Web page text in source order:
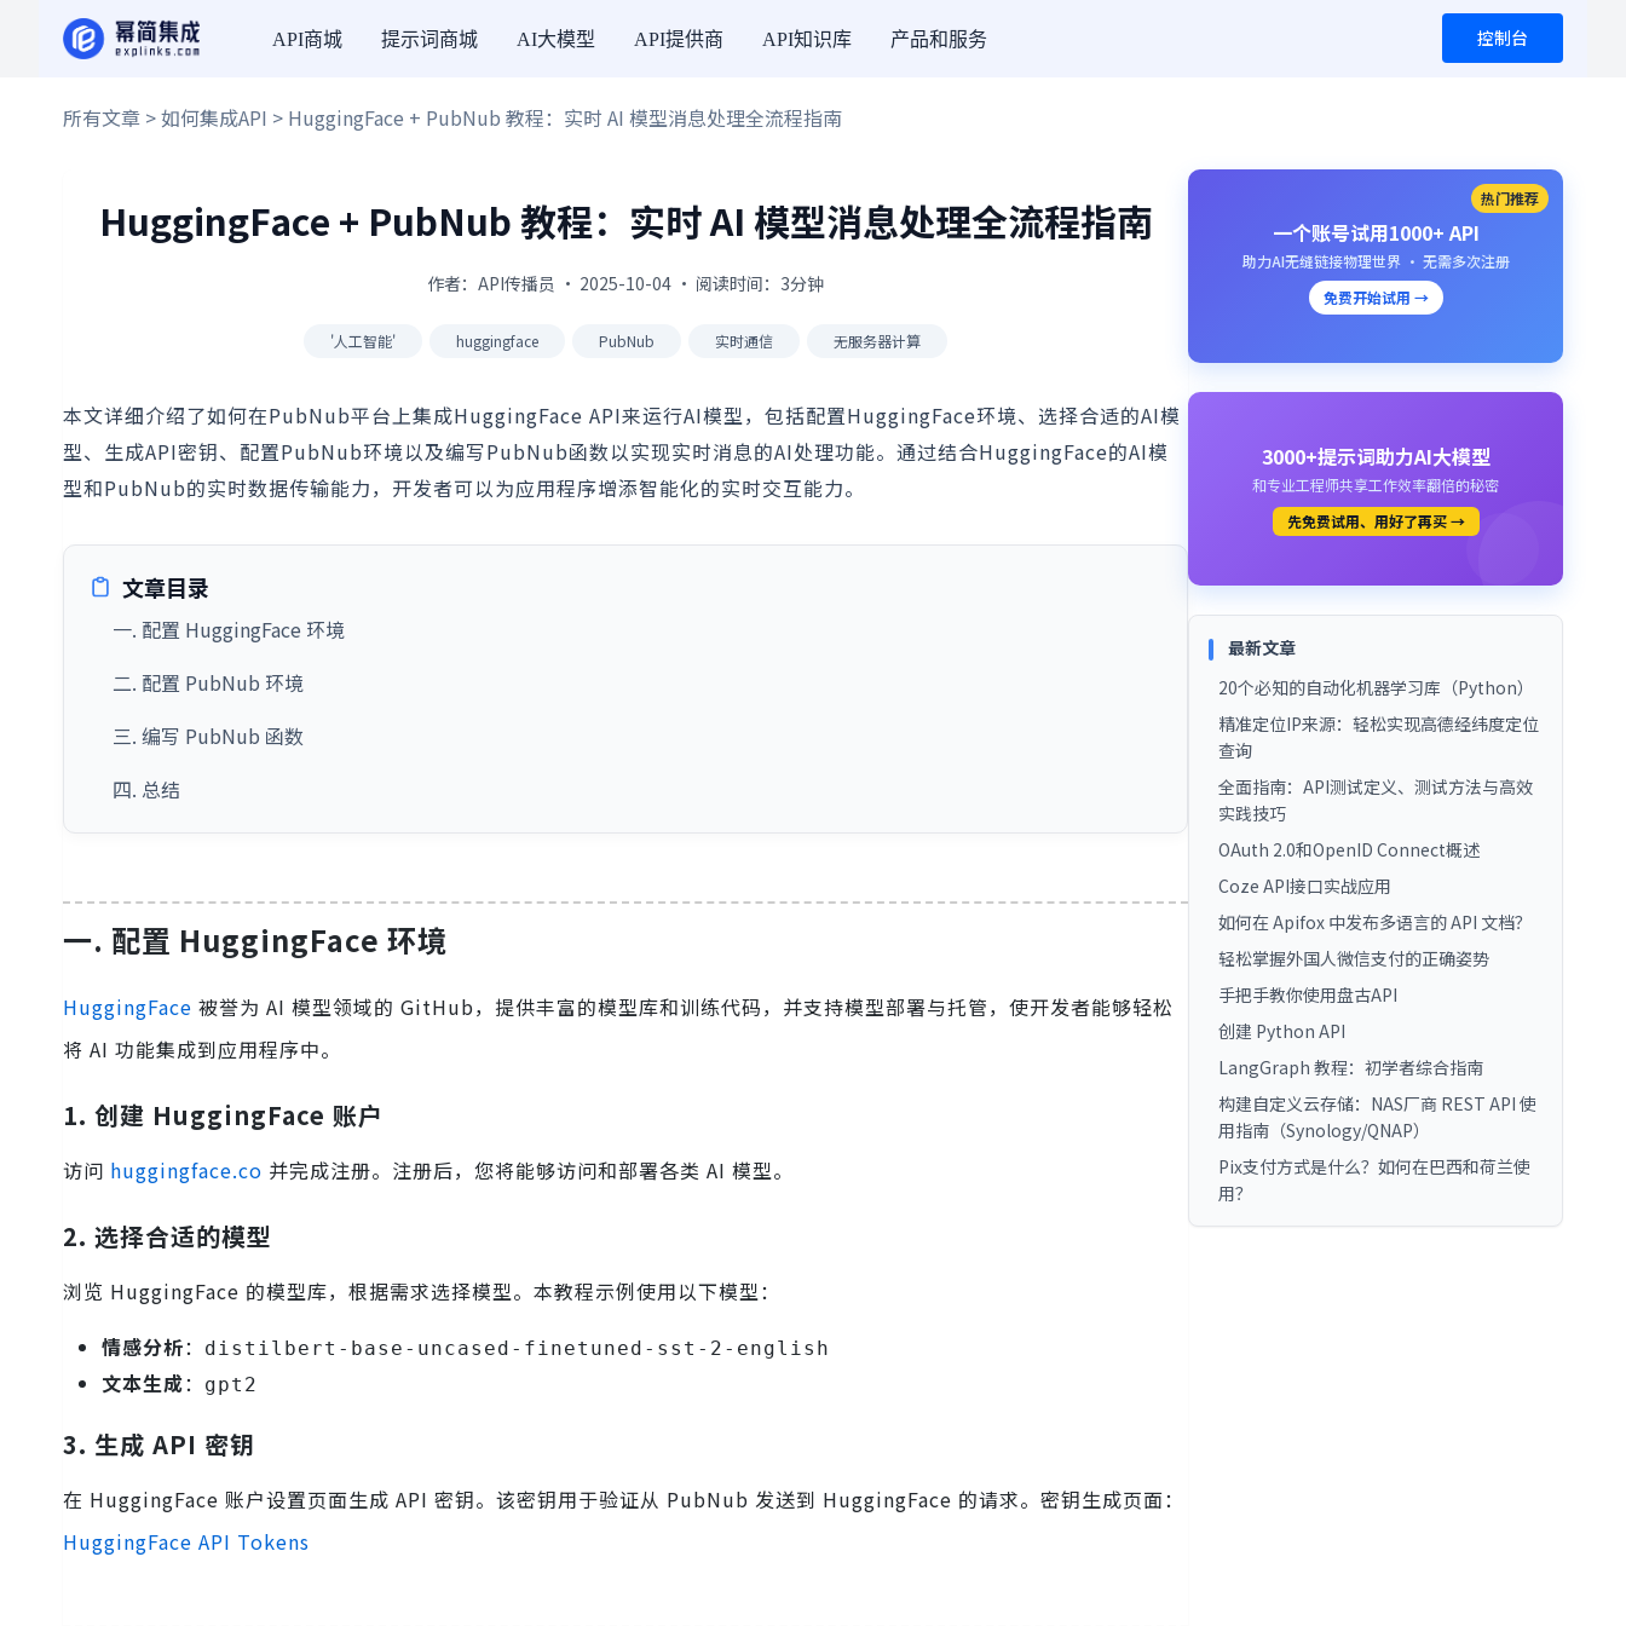
API商城 提示词商城 AI大模型 API提供商 API知识库 产品和服务 控制台
所有文章 >如何集成API > HuggingFace + PubNub 教程：实时 AI 模型消息处理全流程指南
HuggingFace + PubNub 教程：实时 AI 模型消息处理全流程指南
作者：API传播员 · 2025-10-04 · 阅读时间：3分钟
'人工智能' huggingface PubNub 实时通信 无服务器计算
本文详细介绍了如何在PubNub平台上集成HuggingFace API来运行AI模型，包括配置HuggingFace环境、选择合适的AI模
型、生成API密钥、配置PubNub环境以及编写PubNub函数以实现实时消息的AI处理功能。通过结合HuggingFace的AI模
型和PubNub的实时数据传输能力，开发者可以为应用程序增添智能化的实时交互能力。
文章目录
一. 配置 HuggingFace 环境
二. 配置 PubNub 环境
三. 编写 PubNub 函数
四. 总结
一. 配置 HuggingFace 环境
HuggingFace 被誉为 AI 模型领域的 GitHub，提供丰富的模型库和训练代码，并支持模型部署与托管，使开发者能够轻松
将 AI 功能集成到应用程序中。
1. 创建 HuggingFace 账户
访问 huggingface.co 并完成注册。注册后，您将能够访问和部署各类 AI 模型。
2. 选择合适的模型
浏览 HuggingFace 的模型库，根据需求选择模型。本教程示例使用以下模型：
情感分析： distilbert-base-uncased-finetuned-sst-2-english
文本生成： gpt2
3. 生成 API 密钥
在 HuggingFace 账户设置页面生成 API 密钥。该密钥用于验证从 PubNub 发送到 HuggingFace 的请求。密钥生成页面：
HuggingFace API Tokens
热门推荐
一个账号试用1000+ API
助力AI无缝链接物理世界 · 无需多次注册
免费开始试用 →
3000+提示词助力AI大模型
和专业工程师共享工作效率翻倍的秘密
先免费试用、用好了再买 →
最新文章
20个必知的自动化机器学习库（Python）
精准定位IP来源：轻松实现高德经纬度定位
查询
全面指南：API测试定义、测试方法与高效
实践技巧
OAuth 2.0和OpenID Connect概述
Coze API接口实战应用
如何在 Apifox 中发布多语言的 API 文档？
轻松掌握外国人微信支付的正确姿势
手把手教你使用盘古API
创建 Python API
LangGraph 教程：初学者综合指南
构建自定义云存储：NAS厂商 REST API 使
用指南（Synology/QNAP）
Pix支付方式是什么？如何在巴西和荷兰使
用？